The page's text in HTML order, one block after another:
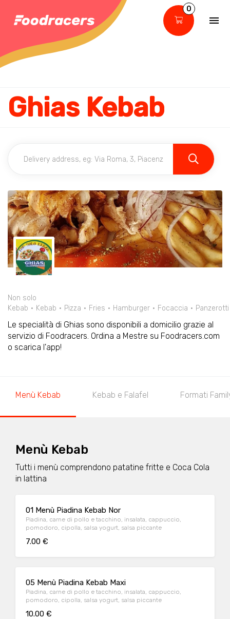
0
Ghias Kebab
Non solo
Kebab
Kebab Pizza Fries Hamburger Focaccia Panzerotti
Le specialità di Ghias sono disponibili a domicilio grazie al
servizio di Foodracers. Ordina a Mestre su Foodracers.com
o scarica l'app!
Menù Kebab Kebab e Falafel Formati
Menù Kebab
Tutti i menù comprendono patatine fritte e Coca Cola
in lattina
01 Menù Piadina Kebab Nor
Piadina, carne di pollo e tacchino, insalata, cappuccio,
pomodoro, cipolla, salsa yogurt, salsa piccante
7.00 €
05 Menù Piadina Kebab Maxi
Piadina, carne di pollo e tacchino, insalata, cappuccio,
pomodoro, cipolla, salsa yogurt, salsa piccante
10.00 €